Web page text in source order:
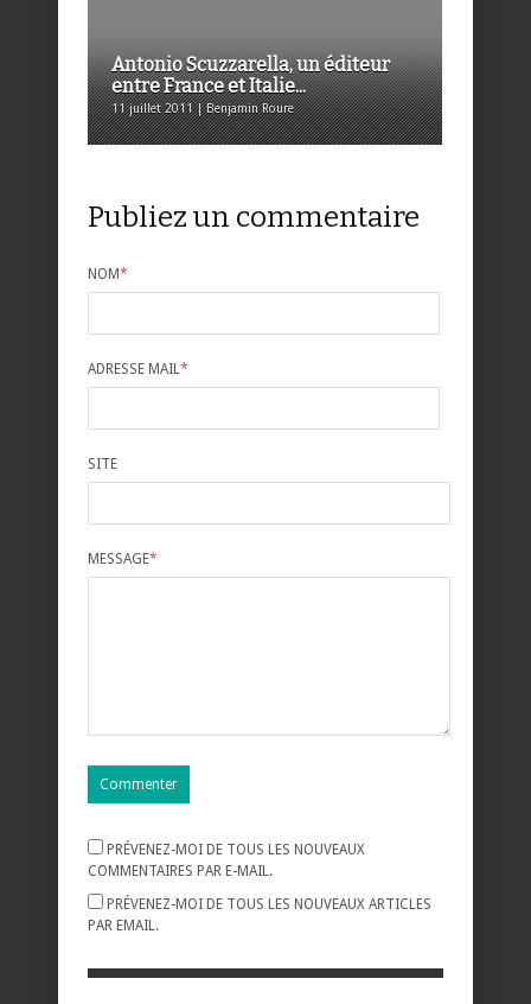
Antonio Scuzzarella, un éditeur
entre France et Italie...
11 juillet 2011 | Benjamin Roure
Publiez un commentaire
NOM*
ADRESSE MAIL*
SITE
MESSAGE*
PRÉVENEZ-MOI DE TOUS LES NOUVEAUX
COMMENTAIRES PAR E-MAIL.
PRÉVENEZ-MOI DE TOUS LES NOUVEAUX ARTICLES
PAR EMAIL.